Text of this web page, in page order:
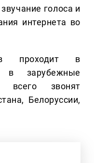
голоса и
интернета во
проходит в
в зарубежные
всего звонят
Белоруссии,